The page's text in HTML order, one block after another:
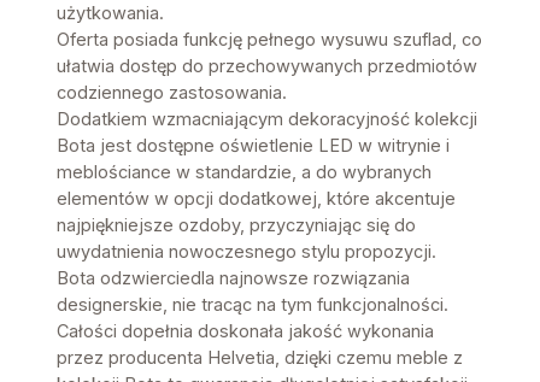
użytkowania.
Oferta posiada funkcję pełnego wysuwu szuflad, co
ułatwia dostęp do przechowywanych przedmiotów
codziennego zastosowania.
Dodatkiem wzmacniającym dekoracyjność kolekcji
Bota jest dostępne oświetlenie LED w witrynie i
meblościance w standardzie, a do wybranych
elementów w opcji dodatkowej, które akcentuje
najpiękniejsze ozdoby, przyczyniając się do
uwydatnienia nowoczesnego stylu propozycji.
Bota odzwierciedla najnowsze rozwiązania
designerskie, nie tracąc na tym funkcjonalności.
Całości dopełnia doskonała jakość wykonania
przez producenta Helvetia, dzięki czemu meble z